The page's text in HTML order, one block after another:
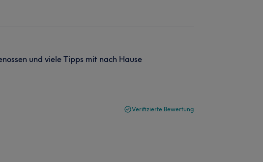
und viele Tipps mit nach Hause
Verifizierte Bewertung